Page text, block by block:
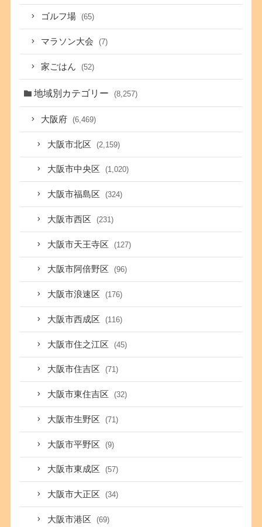
ゴルフ場 (65)
マラソン大会 (7)
家ごはん (52)
地域別カテゴリー (8,257)
大阪府 (6,469)
大阪市北区 (2,159)
大阪市中央区 (1,020)
大阪市福島区 (324)
大阪市西区 (231)
大阪市天王寺区 (127)
大阪市阿倍野区 (96)
大阪市浪速区 (176)
大阪市西成区 (116)
大阪市住之江区 (45)
大阪市住吉区 (71)
大阪市東住吉区 (32)
大阪市生野区 (71)
大阪市平野区 (9)
大阪市東成区 (57)
大阪市大正区 (34)
大阪市港区 (69)